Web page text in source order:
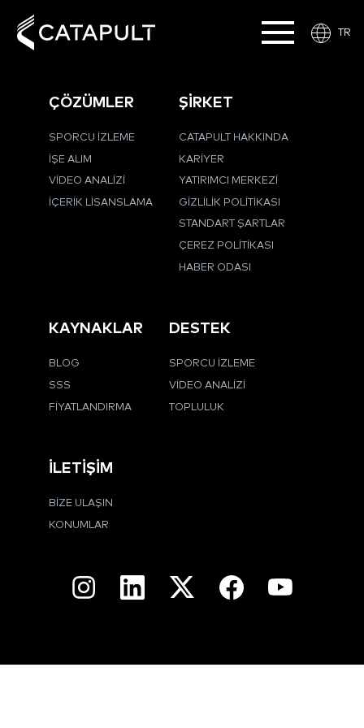
TR
ÇÖZÜMLER
SPORCU İZLEME
İŞE ALIM
VIDEO ANALIZI
İÇERIK LISANSLAMA
ŞİRKET
CATAPULT HAKKINDA
KARIYER
YATIRIMCI MERKEZI
GIZLILIK POLITIKASI
STANDART ŞARTLAR
ÇEREZ POLITIKASI
HABER ODASI
KAYNAKLAR
BLOG
SSS
FIYATLANDIRMA
DESTEK
SPORCU İZLEME
VIDEO ANALIZI
TOPLULUK
İLETIŞIM
BIZE ULAŞIN
KONUMLAR